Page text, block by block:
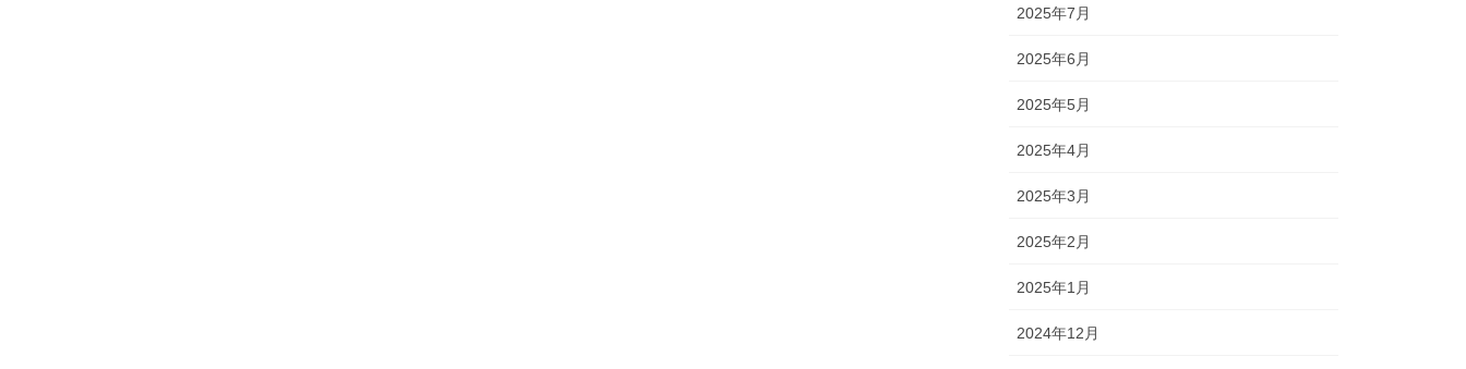
2025年7月
2025年6月
2025年5月
2025年4月
2025年3月
2025年2月
2025年1月
2024年12月